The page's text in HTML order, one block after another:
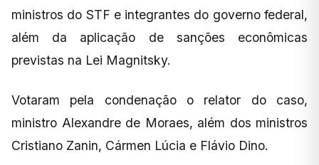
ministros do STF e integrantes do governo federal,
além da aplicação de sanções econômicas
previstas na Lei Magnitsky.
Votaram pela condenação o relator do caso,
ministro Alexandre de Moraes, além dos ministros
Cristiano Zanin, Cármen Lúcia e Flávio Dino.